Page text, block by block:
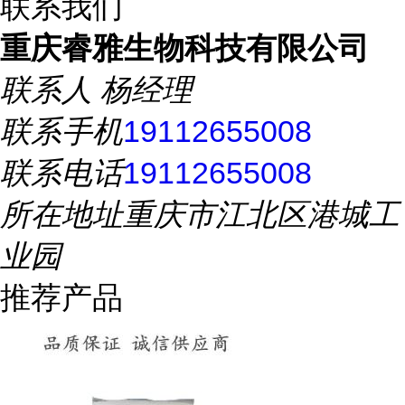
重庆睿雅生物科技有限公司
联系人 杨经理
联系手机19112655008
联系电话19112655008
所在地址重庆市江北区港城工
业园
推荐产品